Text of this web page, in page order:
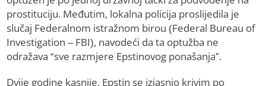
prostituciju. Međutim, lokalna policija proslijedila je
slučaj Federalnom istražnom birou (Federal Bureau of
Investigation – FBI), navodeći da ta optužba ne
odražava “sve razmjere Epstinovog ponašanja”.
Dvije godine kasnije, Epstin se izjasnio krivim po